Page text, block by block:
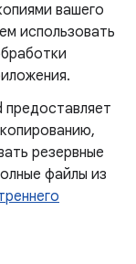
вашего
использовать
резервные
файлы из